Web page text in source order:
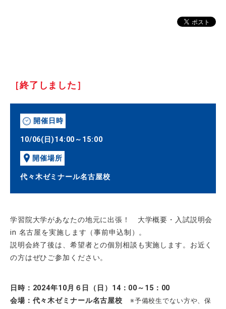
［終了しました］
開催日時
10/06(日)14:00～15:00
開催場所
代々木ゼミナール名古屋校
学習院大学があなたの地元に出張！ 大学概要・入試説明会
in 名古屋を実施します（事前申込制）。
説明会終了後は、希望者との個別相談も実施します。お近く
の方はぜひご参加ください。
日時：2024年10月６日（日）14：00～15：00
会場：代々木ゼミナール名古屋校 ※予備校生でない方や、保